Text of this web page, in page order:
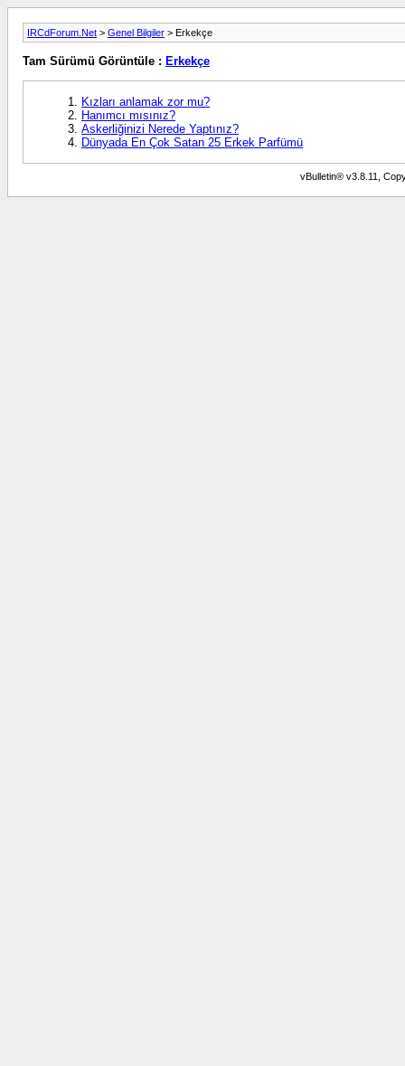
IRCdForum.Net > Genel Bilgiler > Erkekçe
Tam Sürümü Görüntüle : Erkekçe
Kızları anlamak zor mu?
Hanımcı mısınız?
Askerliğinizi Nerede Yaptınız?
Dünyada En Çok Satan 25 Erkek Parfümü
vBulletin® v3.8.11,